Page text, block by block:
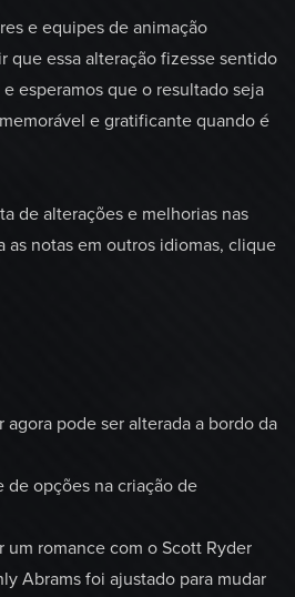
e equipes de animação
que essa alteração fizesse sentido
esperamos que o resultado seja
e gratificante quando é
de alterações e melhorias nas
as notas em outros idiomas, clique
agora pode ser alterada a bordo da
de opções na criação de
um romance com o Scott Ryder
Abrams foi ajustado para mudar